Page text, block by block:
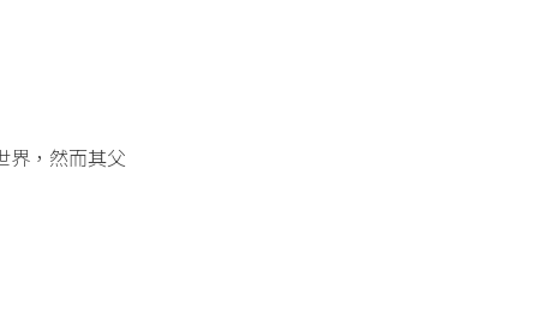
界，然而其父